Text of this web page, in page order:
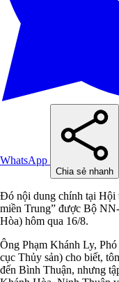
WhatsApp
Chia sẻ nhanh
Đó nội dung chính tại Hội
miền Trung” được Bộ
Hòa) hôm qua 16/8.
Ông Phạm Khánh Ly,
cục Thủy sản) cho biết,
đến Bình Thuận, nhưng